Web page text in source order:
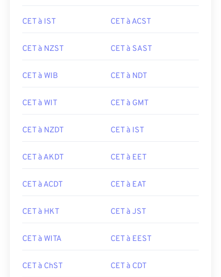
CET à IST CET à ACST
CET à NZST CET à SAST
CET à WIB CET à NDT
CET à WIT CET à GMT
CET à NZDT CET à IST
CET à AKDT CET à EET
CET à ACDT CET à EAT
CET à HKT CET à JST
CET à WITA CET à EEST
CET à ChST CET à CDT